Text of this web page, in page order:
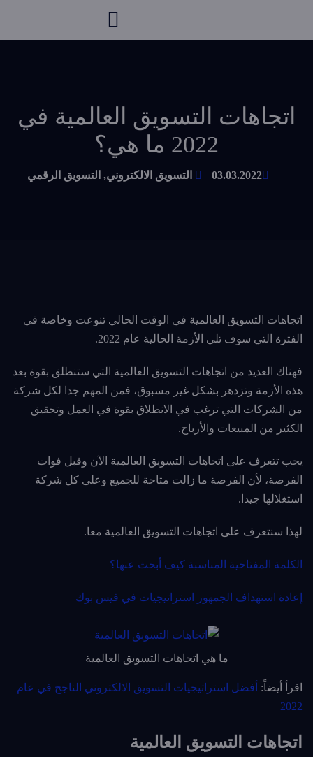
اتجاهات التسويق العالمية في
2022 ما هي؟
03.03.2022 التسويق الالكتروني, التسويق الرقمي
اتجاهات التسويق العالمية في الوقت الحالي تنوعت وخاصة في
الفترة التي سوف تلي الأزمة الحالية عام 2022.
فهناك العديد من اتجاهات التسويق العالمية التي ستنطلق بقوة بعد
هذه الأزمة وتزدهر بشكل غير مسبوق، فمن المهم جدا لكل شركة
من الشركات التي ترغب في الانطلاق بقوة في العمل وتحقيق
الكثير من المبيعات والأرباح.
يجب تتعرف على اتجاهات التسويق العالمية الآن وقبل فوات
الفرصة، لأن الفرصة ما زالت متاحة للجميع وعلى كل شركة
استغلالها جيدا.
لهذا سنتعرف على اتجاهات التسويق العالمية معا.
الكلمة المفتاحية المناسبة كيف أبحث عنها؟
إعادة استهداف الجمهور استراتيجيات في فيس بوك
ما هي اتجاهات التسويق العالمية
اقرأ أيضاً: أفضل استراتيجيات التسويق الالكتروني الناجح في عام
2022
اتجاهات التسويق العالمية